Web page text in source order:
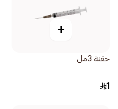
+
حقنة 3مل
1